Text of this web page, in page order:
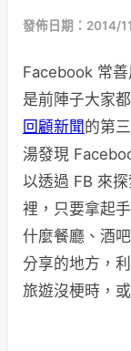
發佈日期：2014/
Facebook 常
是前陣子大家
回顧新聞的第
湯發現
以透過 FB 來
裡，只要拿起
什麼餐廳、酒
分享的地方，
旅遊沒梗時，